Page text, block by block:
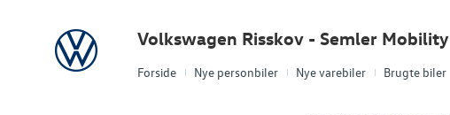
Forside Nye personbiler Nye varebiler Brugte biler
Volkswagen Volkswagen Risskov - Semler Mobility